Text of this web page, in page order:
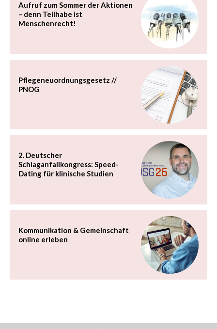
Aufruf zum Sommer der Aktionen
– denn Teilhabe ist
Menschenrecht!
Pflegeneuordnungsgesetz //
PNOG
2. Deutscher
Schlaganfallkongress: Speed-
Dating für klinische Studien
Kommunikation & Gemeinschaft
online erleben